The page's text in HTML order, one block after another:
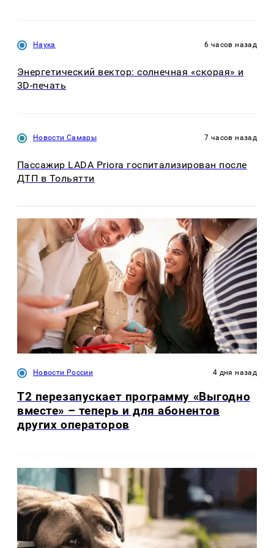
Наука 6 часов назад
Энергетический вектор: солнечная «скорая» и
3D-печать
Новости Самары 7 часов назад
Пассажир LADA Priora госпитализирован после
ДТП в Тольятти
Новости России 4 дня назад
Т2 перезапускает программу «Выгодно
вместе» – теперь и для абонентов
других операторов